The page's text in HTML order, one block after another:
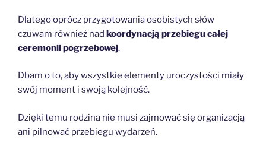
Dlatego oprócz przygotowania osobistych słów
czuwam również nad koordynacją przebiegu całej
ceremonii pogrzebowej.
Dbam o to, aby wszystkie elementy uroczystości miały
swój moment i swoją kolejność.
Dzięki temu rodzina nie musi zajmować się organizacją
ani pilnować przebiegu wydarzeń.